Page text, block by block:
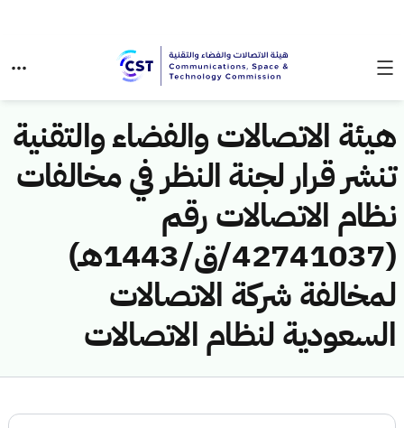
هيئة الاتصالات والفضاء والتقنية
تنشر قرار لجنة النظر في مخالفات
نظام الاتصالات رقم
(42741037/ق/1443هـ)
لمخالفة شركة الاتصالات
السعودية لنظام الاتصالات